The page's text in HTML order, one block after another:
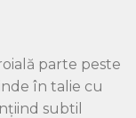
parte peste
în talie cu
subtil